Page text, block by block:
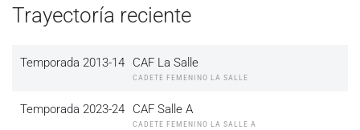
Trayectoría reciente
Temporada 2013-14 CAF La Salle
CADETE FEMENINO LA SALLE
Temporada 2023-24 CAF Salle A
CADETE FEMENINO LA SALLE A